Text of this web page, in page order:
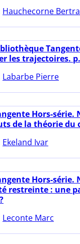
Hauchecorne
les trajectoires. p.
Labarbe Pierre
Hors-série.
de la théorie du
Ekeland Ivar
Hors-série.
restreinte : une
Leconte Marc